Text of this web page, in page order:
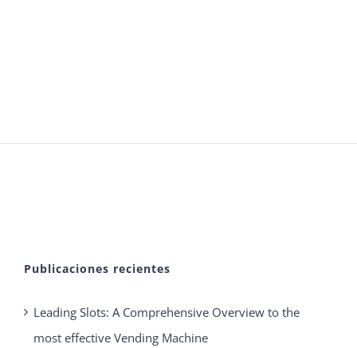
Publicaciones recientes
Leading Slots: A Comprehensive Overview to the
most effective Vending Machine